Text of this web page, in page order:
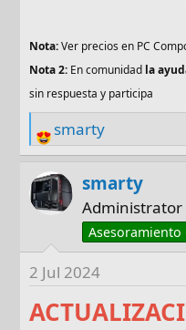
Nota:Ver precios en PC
Nota 2: En comunidad la
sin respuesta y participa
R
e
a
c
o
n
s
smarty
smarty
Administrator
Asesoramiento
2 Jul 2024